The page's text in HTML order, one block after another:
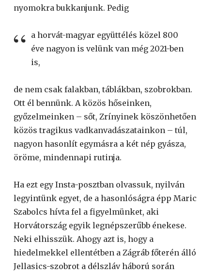
nyomokra bukkanjunk. Pedig
a horvát-magyar együttélés közel 800
éve nagyon is velünk van még 2021-ben
is,
de nem csak falakban, táblákban, szobrokban.
Ott él bennünk. A közös hőseinken,
győzelmeinken – sőt, Zrínyinek köszönhetően
közös tragikus vadkanvadászatainkon – túl,
nagyon hasonlít egymásra a két nép gyásza,
öröme, mindennapi rutinja.
Ha ezt egy Insta-posztban olvassuk, nyilván
legyintünk egyet, de a hasonlóságra épp Maric
Szabolcs hívta fel a figyelmünket, aki
Horvátország egyik legnépszerűbb énekese.
Neki elhisszük. Ahogy azt is, hogy a
hiedelmekkel ellentétben a Zágráb főterén álló
Jellasics-szobrot a délszláv háború során